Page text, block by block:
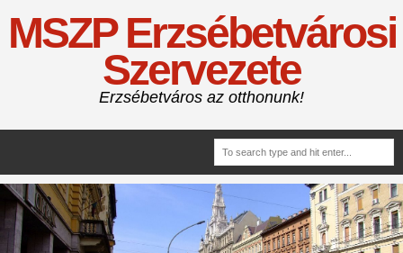
MSZP Erzsébetvárosi
Szervezete
Erzsébetváros az otthonunk!